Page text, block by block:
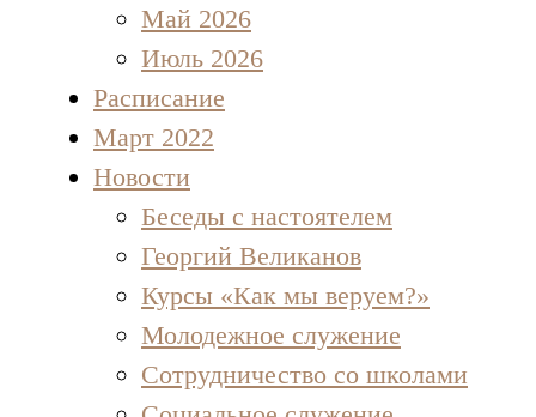
Май 2026
Июль 2026
Расписание
Март 2022
Новости
Беседы с настоятелем
Георгий Великанов
Курсы «Как мы веруем?»
Молодежное служение
Сотрудничество со школами